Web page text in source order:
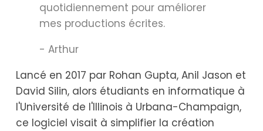
quotidiennement pour améliorer
mes productions écrites.
- Arthur
Lancé en 2017 par Rohan Gupta, Anil Jason et
David Silin, alors étudiants en informatique à
l'Université de l'Illinois à Urbana-Champaign,
ce logiciel visait à simplifier la création